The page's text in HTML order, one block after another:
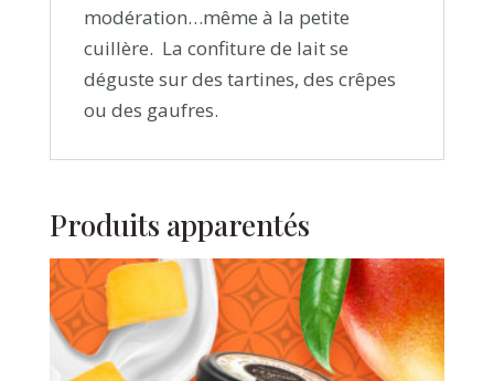
modération…même à la petite
cuillère. La confiture de lait se
déguste sur des tartines, des crêpes
ou des gaufres.
Produits apparentés